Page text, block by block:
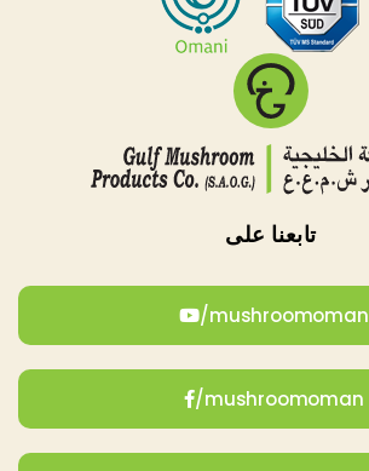
تابعنا على
mushroomoman/
mushroomoman/